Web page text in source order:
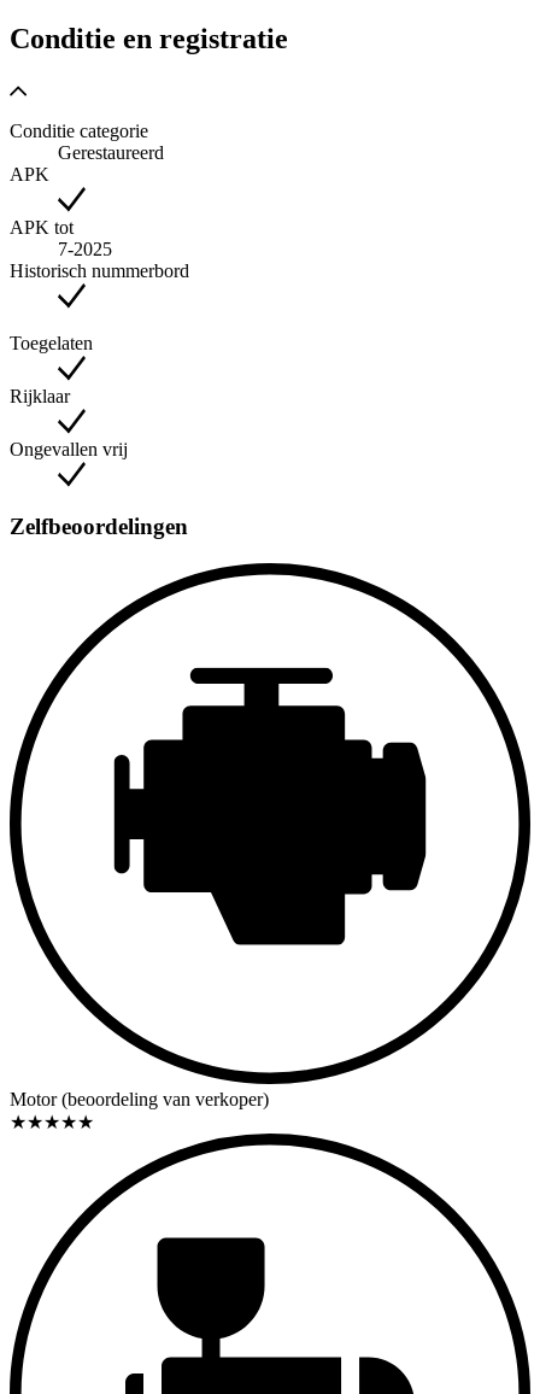
Conditie en registratie
Conditie categorie
Gerestaureerd
APK
APK tot
7-2025
Historisch nummerbord
Toegelaten
Rijklaar
Ongevallen vrij
Zelfbeoordelingen
Motor (beoordeling van verkoper)
★★★★★